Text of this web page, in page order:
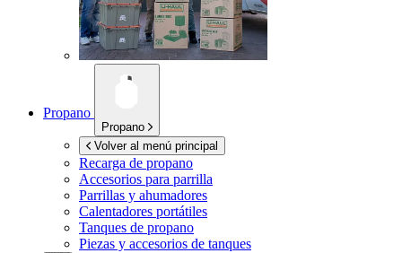
Propano
Propano
Volver al menú principal
Recarga de propano
Accesorios para parrilla
Parrillas y ahumadores
Calentadores portátiles
Tanques de propano
Piezas y accesorios de tanques